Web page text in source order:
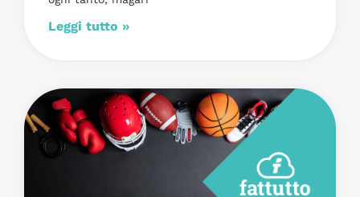
Leggi tutto »